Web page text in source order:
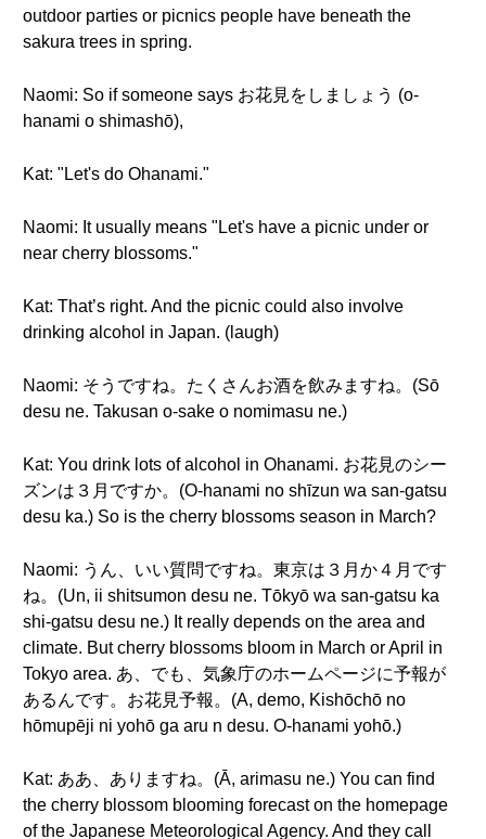
outdoor parties or picnics people have beneath the
sakura trees in spring.
Naomi: So if someone says お花見をしましょう (o-
hanami o shimashō),
Kat: "Let's do Ohanami."
Naomi: It usually means "Let's have a picnic under or
near cherry blossoms."
Kat: That’s right. And the picnic could also involve
drinking alcohol in Japan. (laugh)
Naomi: そうですね。たくさんお酒を飲みますね。(Sō
desu ne. Takusan o-sake o nomimasu ne.)
Kat: You drink lots of alcohol in Ohanami. お花見のシー
ズンは３月ですか。(O-hanami no shīzun wa san-gatsu
desu ka.) So is the cherry blossoms season in March?
Naomi: うん、いい質問ですね。東京は３月か４月です
ね。(Un, ii shitsumon desu ne. Tōkyō wa san-gatsu ka
shi-gatsu desu ne.) It really depends on the area and
climate. But cherry blossoms bloom in March or April in
Tokyo area. あ、でも、気象庁のホームページに予報が
あるんです。お花見予報。(A, demo, Kishōchō no
hōmupēji ni yohō ga aru n desu. O-hanami yohō.)
Kat: ああ、ありますね。(Ā, arimasu ne.) You can find
the cherry blossom blooming forecast on the homepage
of the Japanese Meteorological Agency. And they call